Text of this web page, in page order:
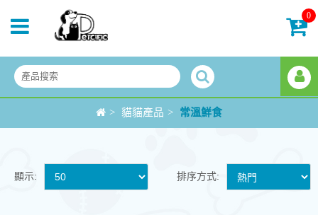
0
> 貓貓產品 > 常溫鮮食
排序方式:
顯示: